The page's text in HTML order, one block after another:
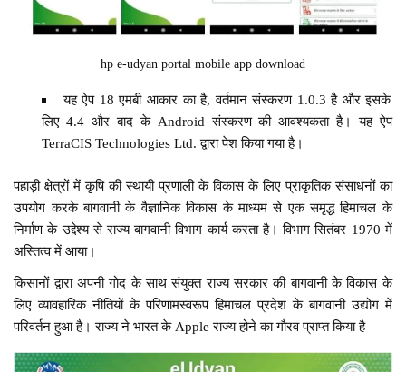
hp e-udyan portal mobile app download
यह ऐप 18 एमबी आकार का है, वर्तमान संस्करण 1.0.3 है और इसके
लिए 4.4 और बाद के Android संस्करण की आवश्यकता है। यह ऐप
TerraCIS Technologies Ltd. द्वारा पेश किया गया है।
पहाड़ी क्षेत्रों में कृषि की स्थायी प्रणाली के विकास के लिए प्राकृतिक संसाधनों का
उपयोग करके बागवानी के वैज्ञानिक विकास के माध्यम से एक समृद्ध हिमाचल के
निर्माण के उद्देश्य से राज्य बागवानी विभाग कार्य करता है। विभाग सितंबर 1970 में
अस्तित्व में आया।
किसानों द्वारा अपनी गोद के साथ संयुक्त राज्य सरकार की बागवानी के विकास के
लिए व्यावहारिक नीतियों के परिणामस्वरूप हिमाचल प्रदेश के बागवानी उद्योग में
परिवर्तन हुआ है। राज्य ने भारत के Apple राज्य होने का गौरव प्राप्त किया है